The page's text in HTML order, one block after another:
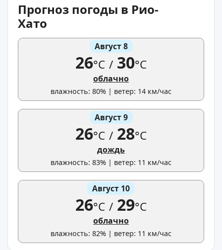
Прогноз погоды в Рио-
Хато
Август 8
26°C / 30°C
облачно
влажность: 80% | ветер: 14 км/час
Август 9
26°C / 28°C
дождь
влажность: 83% | ветер: 11 км/час
Август 10
26°C / 29°C
облачно
влажность: 82% | ветер: 11 км/час